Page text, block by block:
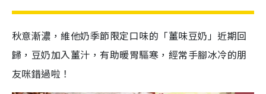
秋意漸濃，維他奶季節限定口味的「薑味豆奶」近期回
歸，豆奶加入薑汁，有助暖胃驅寒，經常手腳冰冷的朋
友咪錯過啦！